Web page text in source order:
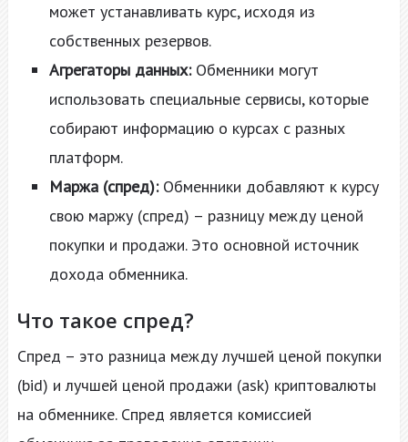
может устанавливать курс, исходя из
собственных резервов.
Агрегаторы данных:Обменники могут
использовать специальные сервисы, которые
собирают информацию о курсах с разных
платформ.
Маржа (спред):Обменники добавляют к курсу
свою маржу (спред) – разницу между ценой
покупки и продажи. Это основной источник
дохода обменника.
Что такое спред?
Спред – это разница между лучшей ценой покупки
(bid) и лучшей ценой продажи (ask) криптовалюты
на обменнике. Спред является комиссией